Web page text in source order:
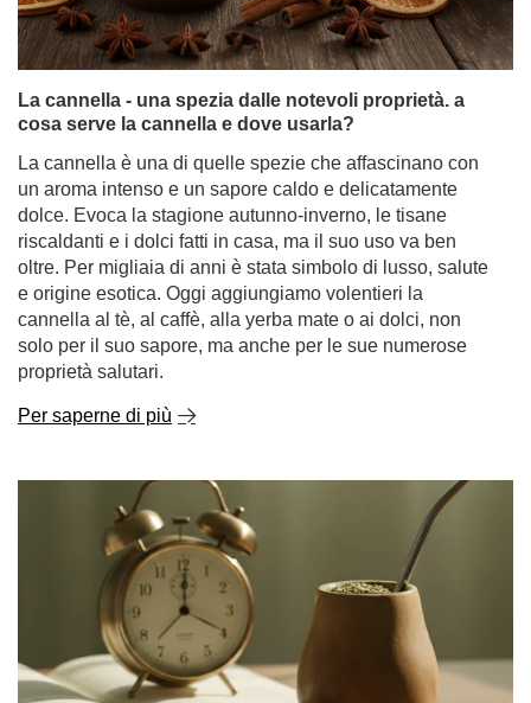
La cannella - una spezia dalle notevoli proprietà. a
cosa serve la cannella e dove usarla?
La cannella è una di quelle spezie che affascinano con
un aroma intenso e un sapore caldo e delicatamente
dolce. Evoca la stagione autunno-inverno, le tisane
riscaldanti e i dolci fatti in casa, ma il suo uso va ben
oltre. Per migliaia di anni è stata simbolo di lusso, salute
e origine esotica. Oggi aggiungiamo volentieri la
cannella al tè, al caffè, alla yerba mate o ai dolci, non
solo per il suo sapore, ma anche per le sue numerose
proprietà salutari.
Per saperne di più